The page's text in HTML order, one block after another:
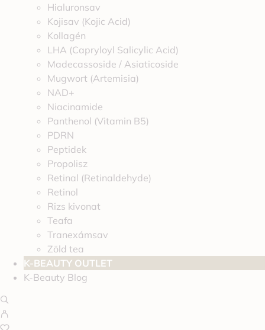
Hialuronsav
Kojisav (Kojic Acid)
Kollagén
LHA (Capryloyl Salicylic Acid)
Madecassoside / Asiaticoside
Mugwort (Artemisia)
NAD+
Niacinamide
Panthenol (Vitamin B5)
PDRN
Peptidek
Propolisz
Retinal (Retinaldehyde)
Retinol
Rizs kivonat
Teafa
Tranexámsav
Zöld tea
K-BEAUTY OUTLET
K-Beauty Blog